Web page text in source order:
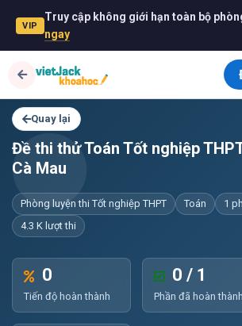
VIP
Truy cập không giới hạn toàn bộ
ngay
Quay lại
Đề thi thử Toán Tốt nghiệp
Cà Mau
Phòng luyện thi Tốt nghiệp THPT Toán 1
4.3 K lượt thi
0
Tiến độ hoàn thành
0 / 1
Phần đã hoàn thành